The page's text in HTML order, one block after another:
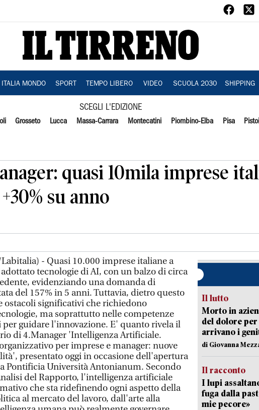
ITALIA MONDO SPORT TEMPO LIBERO VIDEO SCUOLA 2030 SHIPPING
SCEGLI L'EDIZIONE
Grosseto Lucca Massa-Carrara Montecatini Piombino-Elba Pisa
quasi 10mila imprese
su anno
- Quasi 10.000 imprese italiane a
tecnologie di AI, con un balzo di circa
evidenziando una domanda di
del 157% in 5 anni. Tuttavia, dietro questo
ostacoli significativi che richiedono
ma soprattutto nelle competenze
guidare l'innovazione. E' quanto rivela il
di 4.Manager 'Intelligenza Artificiale.
per imprese e manager: nuove
presentato oggi in occasione dell'apertura
Pontificia Università Antonianum. Secondo
del Rapporto, l'intelligenza artificiale
che sta ridefinendo ogni aspetto della
al mercato del lavoro, dall'arte alla
Il lutto
Morto in
del dolore
arrivano i
di Giovanna
Il racconto
I lupi
fuga dalla
mie pecore»